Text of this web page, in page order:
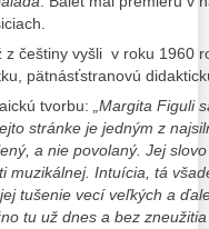
z češtiny vyšli v roku 1960
pätnásťstranovú
tvorbu: „Margita Figuli
stránke je jedným z
a nie povolaný. Jej
muzikálnej. Intuícia, tá
tušenie vecí veľkých a
tu už dnes a bez